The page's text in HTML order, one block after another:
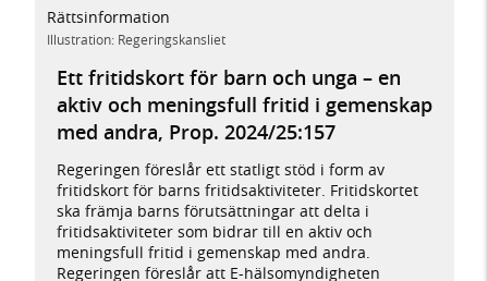
Rättsinformation
Illustration: Regeringskansliet
Ett fritidskort för barn och unga – en
aktiv och meningsfull fritid i gemenskap
med andra, Prop. 2024/25:157
Regeringen föreslår ett statligt stöd i form av
fritidskort för barns fritidsaktiviteter. Fritidskortet
ska främja barns förutsättningar att delta i
fritidsaktiviteter som bidrar till en aktiv och
meningsfull fritid i gemenskap med andra.
Regeringen föreslår att E-hälsomyndigheten